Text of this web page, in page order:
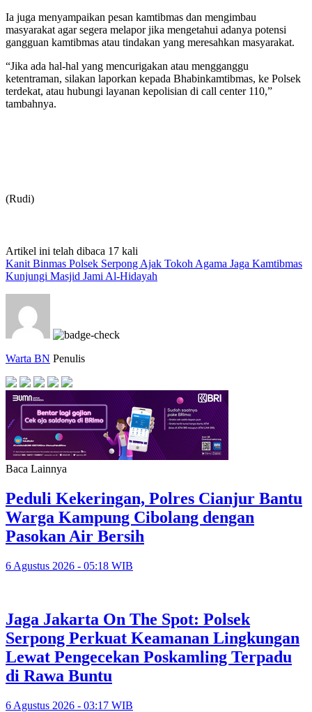
Ia juga menyampaikan pesan kamtibmas dan mengimbau
masyarakat agar segera melapor jika mengetahui adanya potensi
gangguan kamtibmas atau tindakan yang meresahkan masyarakat.
“Jika ada hal-hal yang mencurigakan atau mengganggu
ketentraman, silakan laporkan kepada Bhabinkamtibmas, ke Polsek
terdekat, atau hubungi layanan kepolisian di call center 110,”
tambahnya.
(Rudi)
Artikel ini telah dibaca 17 kali
Kanit Binmas Polsek Serpong Ajak Tokoh Agama Jaga Kamtibmas
Kunjungi Masjid Jami Al-Hidayah
Warta BN Penulis
Baca Lainnya
Peduli Kekeringan, Polres Cianjur Bantu
Warga Kampung Cibolang dengan
Pasokan Air Bersih
6 Agustus 2026 - 05:18 WIB
Jaga Jakarta On The Spot: Polsek
Serpong Perkuat Keamanan Lingkungan
Lewat Pengecekan Poskamling Terpadu
di Rawa Buntu
6 Agustus 2026 - 03:17 WIB